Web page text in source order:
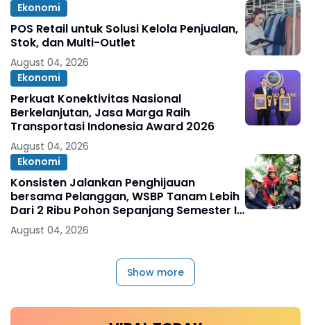
Ekonomi
POS Retail untuk Solusi Kelola Penjualan,
Stok, dan Multi-Outlet
August 04, 2026
Ekonomi
Perkuat Konektivitas Nasional
Berkelanjutan, Jasa Marga Raih
Transportasi Indonesia Award 2026
August 04, 2026
Ekonomi
Konsisten Jalankan Penghijauan
bersama Pelanggan, WSBP Tanam Lebih
Dari 2 Ribu Pohon Sepanjang Semester I
2026
August 04, 2026
Show more